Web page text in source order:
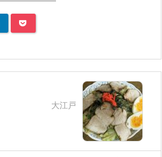
大江戸